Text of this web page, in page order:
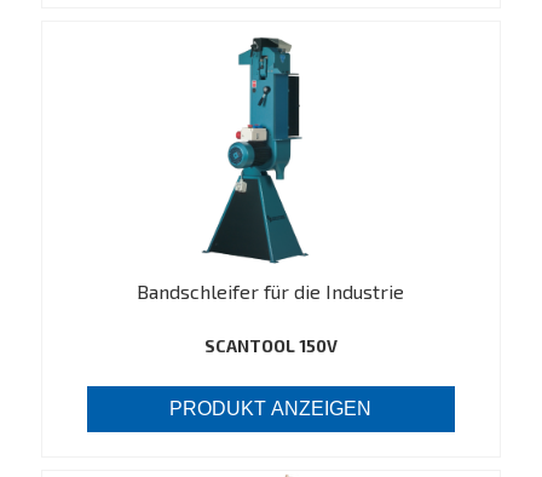
Bandschleifer für die Industrie
SCANTOOL 150V
PRODUKT ANZEIGEN